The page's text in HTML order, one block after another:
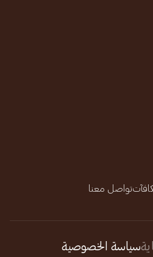
تواصل معنا
سياسة الخصوصية